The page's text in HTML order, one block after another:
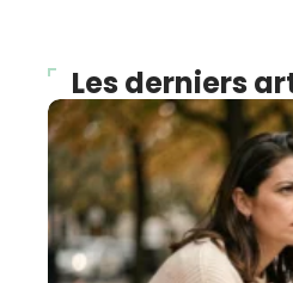
Les derniers